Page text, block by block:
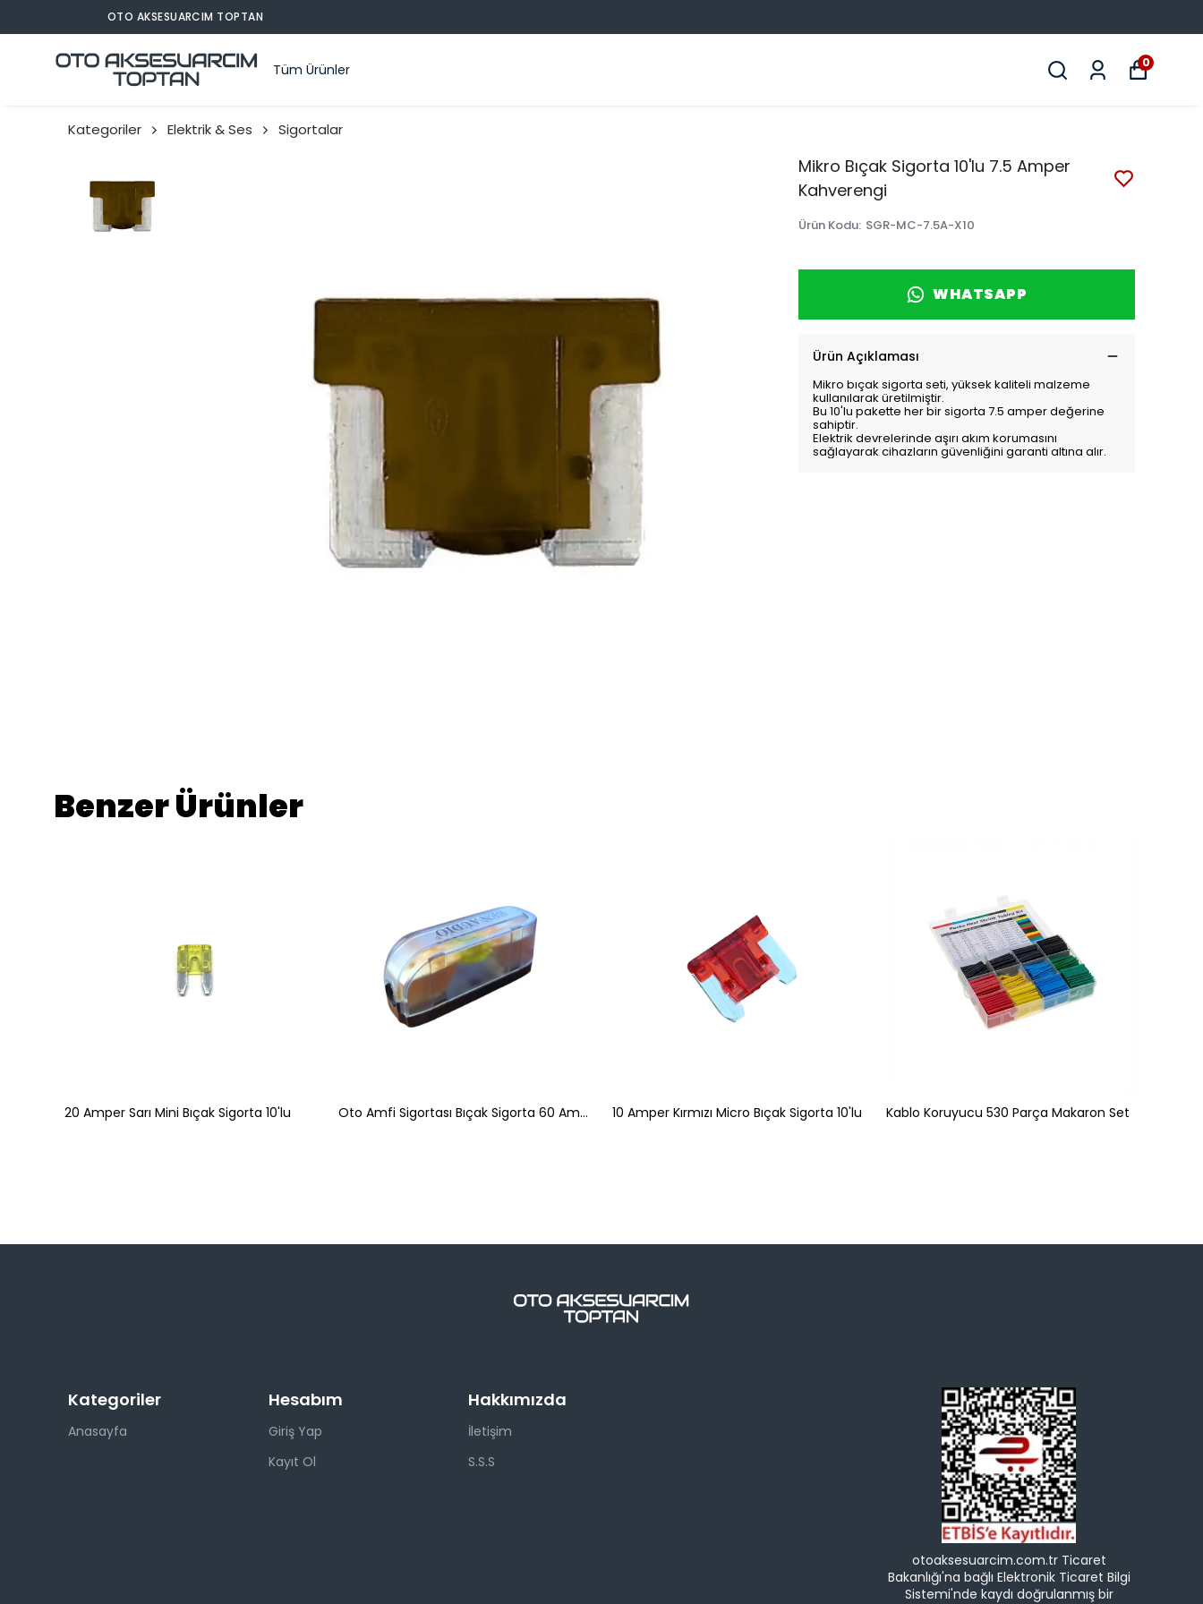
Tüm Ürünler 0
Kategoriler Elektrik & Ses Sigortalar
Mikro Bıçak Sigorta 10'lu 7.5 Amper
Kahverengi
Ürün Kodu: SGR-MC-7.5A-X10
WHATSAPP
Ürün Açıklaması
Mikro bıçak sigorta seti, yüksek kaliteli malzeme
kullanılarak üretilmiştir.
Bu 10'lu pakette her bir sigorta 7.5 amper değerine
sahiptir.
Elektrik devrelerinde aşırı akım korumasını
sağlayarak cihazların güvenliğini garanti altına alır.
Benzer Ürünler
20 Amper Sarı Mini Bıçak Sigorta 10'lu Oto Amfi Sigortası Bıçak Sigorta 60 Amper 10 Amper Kırmızı Micro Bıçak Sigorta 10'lu Kablo Koruyucu 530 Parça Makaron Set
Kategoriler
Anasayfa
Hesabım
Giriş Yap
Kayıt Ol
Hakkımızda
İletişim
S.S.S
otoaksesuarcim.com.tr Ticaret
Bakanlığı'na bağlı Elektronik Ticaret Bilgi
Sistemi'nde kaydı doğrulanmış bir